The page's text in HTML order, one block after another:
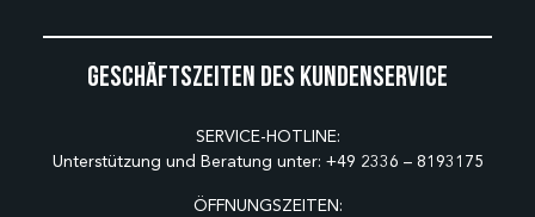
Geschäftszeiten des Kundenservice
SERVICE-HOTLINE:
Unterstützung und Beratung unter: +49 2336 – 8193175
ÖFFNUNGSZEITEN: